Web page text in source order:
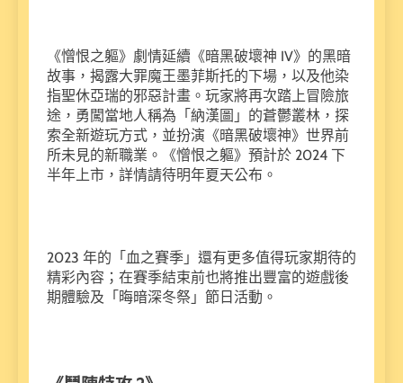
《憎恨之軀》劇情延續《暗黑破壞神 IV》的黑暗
故事，揭露大罪魔王墨菲斯托的下場，以及他染
指聖休亞瑞的邪惡計畫。玩家將再次踏上冒險旅
途，勇闖當地人稱為「納漢圖」的蒼鬱叢林，探
索全新遊玩方式，並扮演《暗黑破壞神》世界前
所未見的新職業。《憎恨之軀》預計於 2024 下
半年上市，詳情請待明年夏天公布。
2023 年的「血之賽季」還有更多值得玩家期待的
精彩內容；在賽季結束前也將推出豐富的遊戲後
期體驗及「晦暗深冬祭」節日活動。